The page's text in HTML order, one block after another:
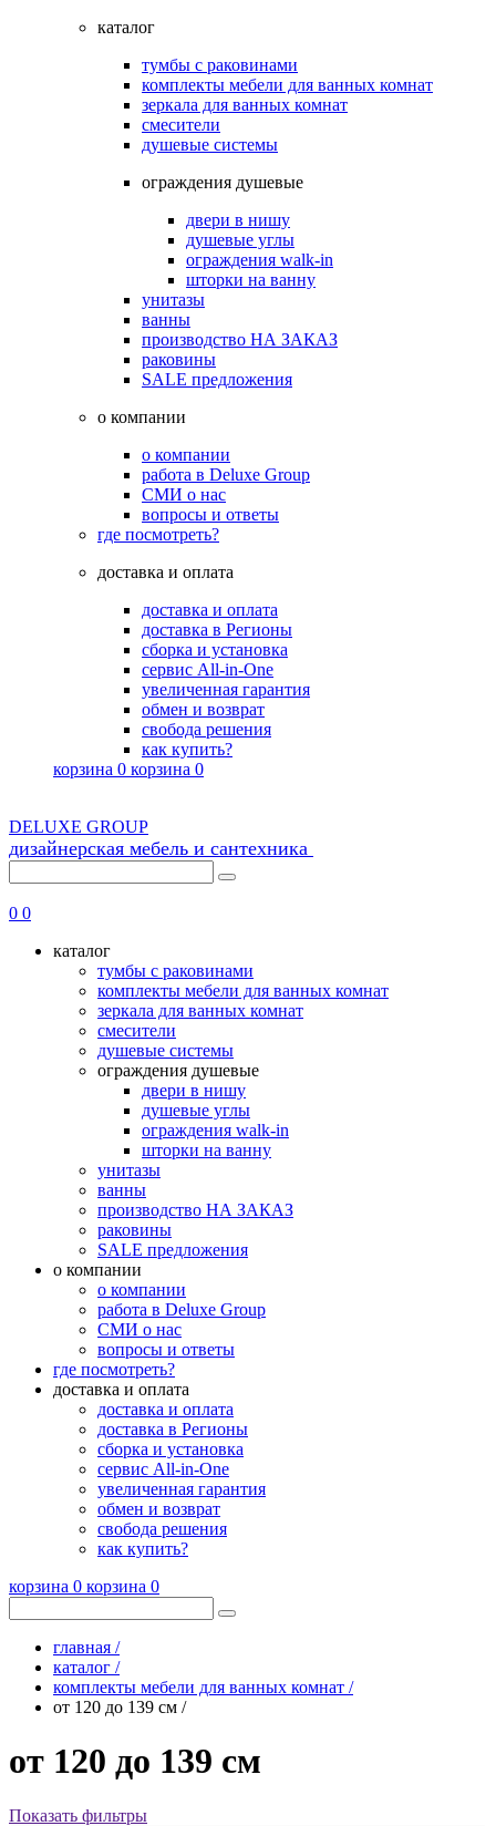
каталог
тумбы с раковинами
комплекты мебели для ванных комнат
зеркала для ванных комнат
смесители
душевые системы
ограждения душевые
двери в нишу
душевые углы
ограждения walk-in
шторки на ванну
унитазы
ванны
производство НА ЗАКАЗ
раковины
SALE предложения
о компании
о компании
работа в Deluxe Group
СМИ о нас
вопросы и ответы
где посмотреть?
доставка и оплата
доставка и оплата
доставка в Регионы
сборка и установка
сервис All-in-One
увеличенная гарантия
обмен и возврат
свобода решения
как купить?
корзина 0 корзина 0
DELUXE GROUP
дизайнерская мебель и сантехника
0 0
каталог
тумбы с раковинами
комплекты мебели для ванных комнат
зеркала для ванных комнат
смесители
душевые системы
ограждения душевые
двери в нишу
душевые углы
ограждения walk-in
шторки на ванну
унитазы
ванны
производство НА ЗАКАЗ
раковины
SALE предложения
о компании
о компании
работа в Deluxe Group
СМИ о нас
вопросы и ответы
где посмотреть?
доставка и оплата
доставка и оплата
доставка в Регионы
сборка и установка
сервис All-in-One
увеличенная гарантия
обмен и возврат
свобода решения
как купить?
корзина 0 корзина 0
главная /
каталог /
комплекты мебели для ванных комнат /
от 120 до 139 см /
от 120 до 139 см
Показать фильтры